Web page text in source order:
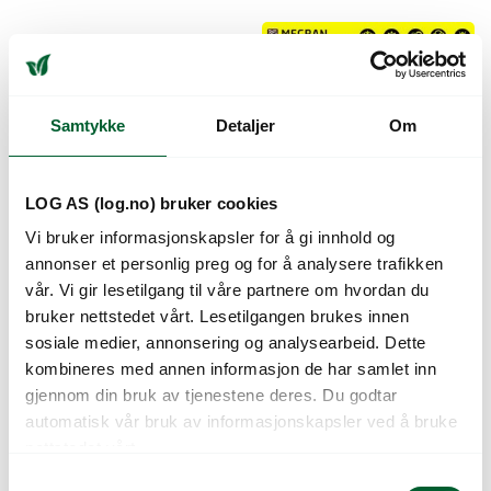
Samtykke Detaljer Om
LOG AS (log.no) bruker cookies
Vi bruker informasjonskapsler for å gi innhold og
annonser et personlig preg og for å analysere trafikken
vår. Vi gir lesetilgang til våre partnere om hvordan du
bruker nettstedet vårt. Lesetilgangen brukes innen
sosiale medier, annonsering og analysearbeid. Dette
kombineres med annen informasjon de har samlet inn
gjennom din bruk av tjenestene deres. Du godtar
automatisk vår bruk av informasjonskapsler ved å bruke
FESTEBRAKETT
12CM
Varenr: 954014
Forventet leveringsdato 11.08
20 stk/pkn
SOLFANGERFOLIE
PERF. 1,5x10M
Varenr: 954018 Varen er på lager
5 pakker per kartong